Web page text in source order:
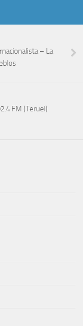
– La
FM (Teruel)